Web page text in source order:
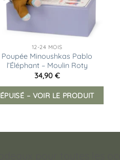
12-24 MOIS
Poupée Minoushkas Pablo
l’Éléphant – Moulin Roty
34,90 €
ÉPUISÉ – VOIR LE PRODUIT